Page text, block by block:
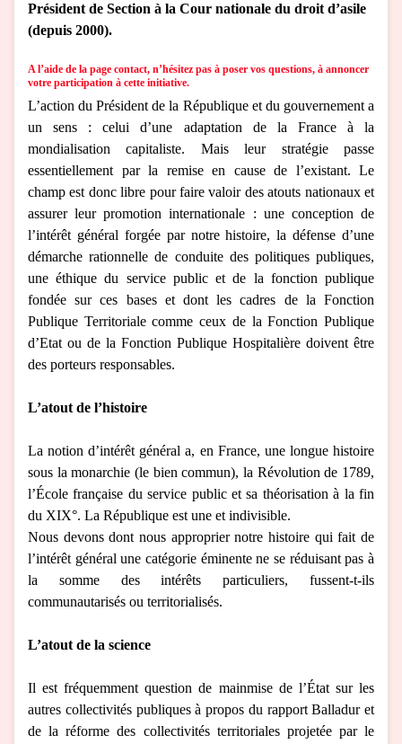
Président de Section à la Cour nationale du droit d’asile
(depuis 2000).
A l’aide de la page contact, n’hésitez pas à poser vos questions, à annoncer
votre participation à cette initiative.
L’action du Président de la République et du gouvernement a
un sens : celui d’une adaptation de la France à la
mondialisation capitaliste. Mais leur stratégie passe
essentiellement par la remise en cause de l’existant. Le
champ est donc libre pour faire valoir des atouts nationaux et
assurer leur promotion internationale : une conception de
l’intérêt général forgée par notre histoire, la défense d’une
démarche rationnelle de conduite des politiques publiques,
une éthique du service public et de la fonction publique
fondée sur ces bases et dont les cadres de la Fonction
Publique Territoriale comme ceux de la Fonction Publique
d’Etat ou de la Fonction Publique Hospitalière doivent être
des porteurs responsables.
L’atout de l’histoire
La notion d’intérêt général a, en France, une longue histoire
sous la monarchie (le bien commun), la Révolution de 1789,
l’École française du service public et sa théorisation à la fin
du XIX°. La République est une et indivisible.
Nous devons dont nous approprier notre histoire qui fait de
l’intérêt général une catégorie éminente ne se réduisant pas à
la somme des intérêts particuliers, fussent-t-ils
communautarisés ou territorialisés.
L’atout de la science
Il est fréquemment question de mainmise de l’État sur les
autres collectivités publiques à propos du rapport Balladur et
de la réforme des collectivités territoriales projetée par le